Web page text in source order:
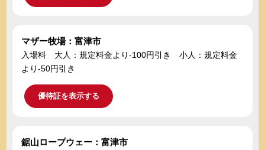
マザー牧場：富津市
入場料 大人：規定料金より-100円引き 小人：規定料金
より-50円引き
優待証を表示する
鋸山ロープウェー：富津市